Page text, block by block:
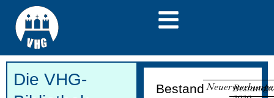
Die VHG-
Bestand